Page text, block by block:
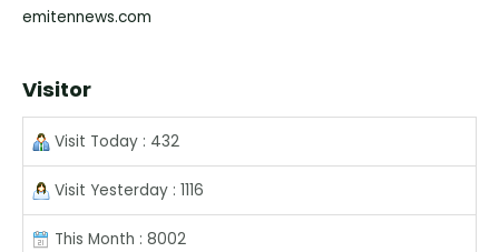
emitennews.com
Visitor
Visit Today : 432
Visit Yesterday : 1116
This Month : 8002